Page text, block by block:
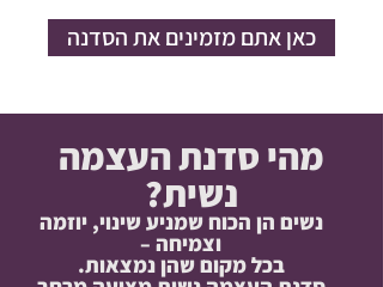
כאן אתם מזמינים את הסדנה
מהי סדנת העצמה
נשית?
נשים הן הכוח שמניע שינוי, יוזמה
וצמיחה –
בכל מקום שהן נמצאות.